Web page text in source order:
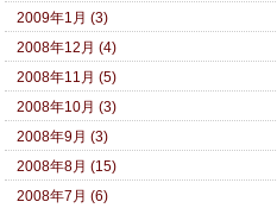
2009年1月 (3)
2008年12月 (4)
2008年11月 (5)
2008年10月 (3)
2008年9月 (3)
2008年8月 (15)
2008年7月 (6)